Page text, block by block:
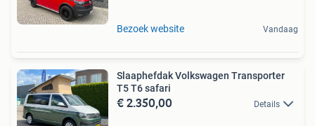
Bezoek website Vandaag
Slaaphefdak Volkswagen Transporter
T5 T6 safari
€ 2.350,00 Details